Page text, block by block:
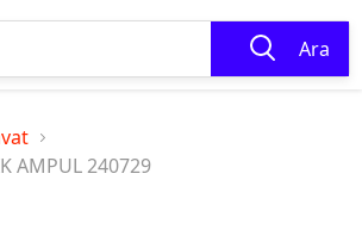
Ara
AMPUL 240729